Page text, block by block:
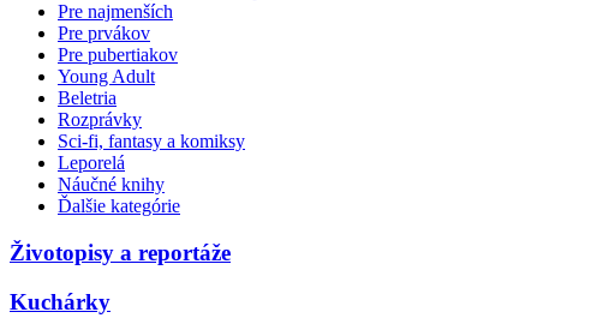
Pre najmenších
Pre prvákov
Pre pubertiakov
Young Adult
Beletria
Rozprávky
Sci-fi, fantasy a komiksy
Leporelá
Náučné knihy
Ďalšie kategórie
Životopisy a reportáže
Kuchárky